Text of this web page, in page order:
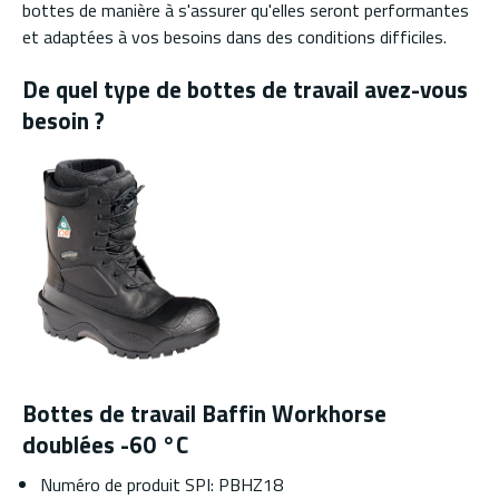
bottes de manière à s'assurer qu'elles seront performantes
et adaptées à vos besoins dans des conditions difficiles.
De quel type de bottes de travail avez-vous
besoin ?
Bottes de travail Baffin Workhorse
doublées -60 °C
Numéro de produit SPI: PBHZ18